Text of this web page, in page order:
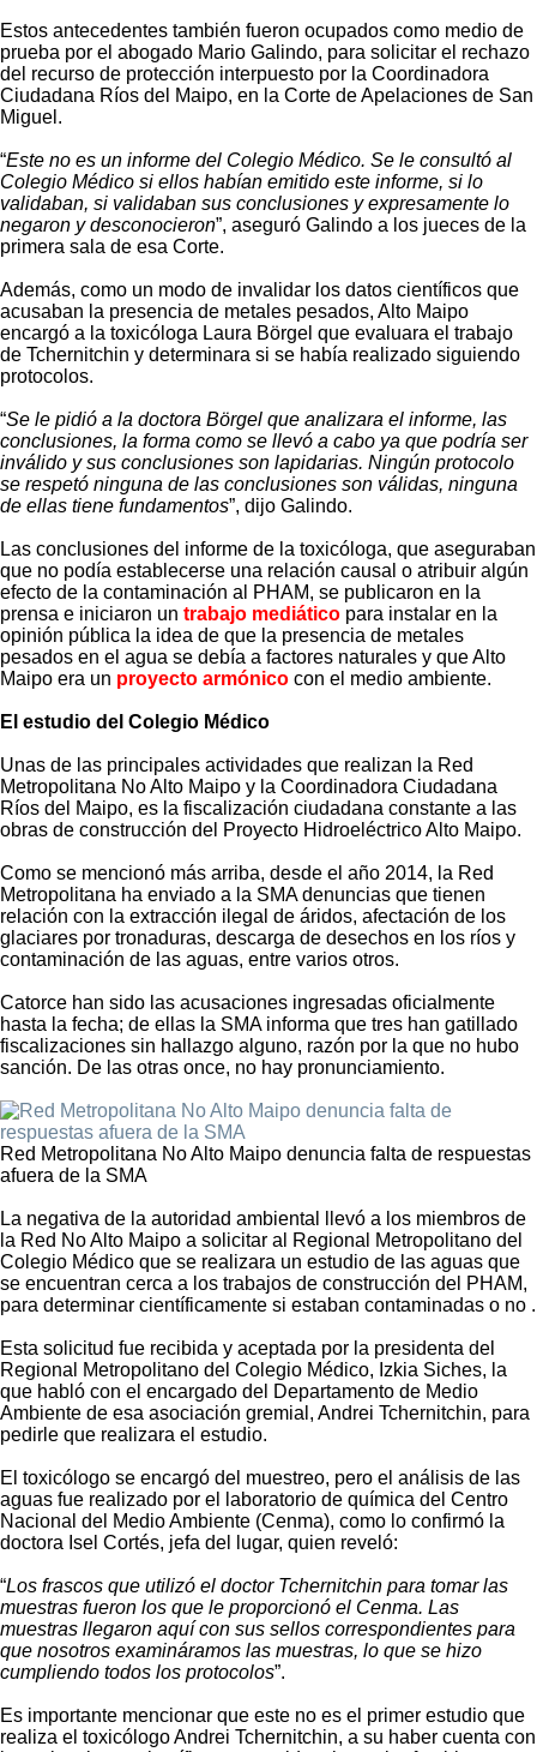
Estos antecedentes también fueron ocupados como medio de
prueba por el abogado Mario Galindo, para solicitar el rechazo
del recurso de protección interpuesto por la Coordinadora
Ciudadana Ríos del Maipo, en la Corte de Apelaciones de San
Miguel.
“Este no es un informe del Colegio Médico. Se le consultó al
Colegio Médico si ellos habían emitido este informe, si lo
validaban, si validaban sus conclusiones y expresamente lo
negaron y desconocieron”, aseguró Galindo a los jueces de la
primera sala de esa Corte.
Además, como un modo de invalidar los datos científicos que
acusaban la presencia de metales pesados, Alto Maipo
encargó a la toxicóloga Laura Börgel que evaluara el trabajo
de Tchernitchin y determinara si se había realizado siguiendo
protocolos.
“Se le pidió a la doctora Börgel que analizara el informe, las
conclusiones, la forma como se llevó a cabo ya que podría ser
inválido y sus conclusiones son lapidarias. Ningún protocolo
se respetó ninguna de las conclusiones son válidas, ninguna
de ellas tiene fundamentos”, dijo Galindo.
Las conclusiones del informe de la toxicóloga, que aseguraban
que no podía establecerse una relación causal o atribuir algún
efecto de la contaminación al PHAM, se publicaron en la
prensa e iniciaron un trabajo mediático para instalar en la
opinión pública la idea de que la presencia de metales
pesados en el agua se debía a factores naturales y que Alto
Maipo era un proyecto armónico con el medio ambiente.
El estudio del Colegio Médico
Unas de las principales actividades que realizan la Red
Metropolitana No Alto Maipo y la Coordinadora Ciudadana
Ríos del Maipo, es la fiscalización ciudadana constante a las
obras de construcción del Proyecto Hidroeléctrico Alto Maipo.
Como se mencionó más arriba, desde el año 2014, la Red
Metropolitana ha enviado a la SMA denuncias que tienen
relación con la extracción ilegal de áridos, afectación de los
glaciares por tronaduras, descarga de desechos en los ríos y
contaminación de las aguas, entre varios otros.
Catorce han sido las acusaciones ingresadas oficialmente
hasta la fecha; de ellas la SMA informa que tres han gatillado
fiscalizaciones sin hallazgo alguno, razón por la que no hubo
sanción. De las otras once, no hay pronunciamiento.
Red Metropolitana No Alto Maipo denuncia falta de respuestas
afuera de la SMA
La negativa de la autoridad ambiental llevó a los miembros de
la Red No Alto Maipo a solicitar al Regional Metropolitano del
Colegio Médico que se realizara un estudio de las aguas que
se encuentran cerca a los trabajos de construcción del PHAM,
para determinar científicamente si estaban contaminadas o no .
Esta solicitud fue recibida y aceptada por la presidenta del
Regional Metropolitano del Colegio Médico, Izkia Siches, la
que habló con el encargado del Departamento de Medio
Ambiente de esa asociación gremial, Andrei Tchernitchin, para
pedirle que realizara el estudio.
El toxicólogo se encargó del muestreo, pero el análisis de las
aguas fue realizado por el laboratorio de química del Centro
Nacional del Medio Ambiente (Cenma), como lo confirmó la
doctora Isel Cortés, jefa del lugar, quien reveló:
“Los frascos que utilizó el doctor Tchernitchin para tomar las
muestras fueron los que le proporcionó el Cenma. Las
muestras llegaron aquí con sus sellos correspondientes para
que nosotros examináramos las muestras, lo que se hizo
cumpliendo todos los protocolos”.
Es importante mencionar que este no es el primer estudio que
realiza el toxicólogo Andrei Tchernitchin, a su haber cuenta con